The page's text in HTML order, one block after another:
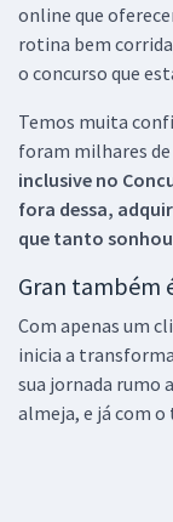
online que
rotina bem
o concurso que
Temos muita
foram milhares
inclusive no
fora dessa,
que tanto
Gran também
Com apenas um
inicia a
sua jornada rumo
almeja, e já com